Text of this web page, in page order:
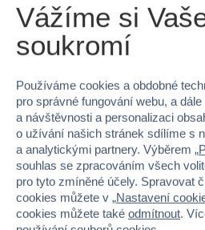
Rozvoj jemné motoriky a
Podpora logického myšlení a
Rozvoj představivosti a hraní rolí
Technická specifikace
Materiál:Plast
Hmotnost:663 g
Rozměry:28.2 x 11.8 x 26.2 cm
Pro koho je hračka vhodná
Vážíme si
soukromí
Používáme cookies a obdobné
pro správné fungování webu, a
a návštěvnosti a personalizaci
o užívání našich stránek sdílíme s
a analytickými partnery. Výběrem „
souhlas se zpracováním všech
pro tyto zmíněné účely. Spravovat
cookies můžete v „Nastavení
cookies můžete také odmítnout.